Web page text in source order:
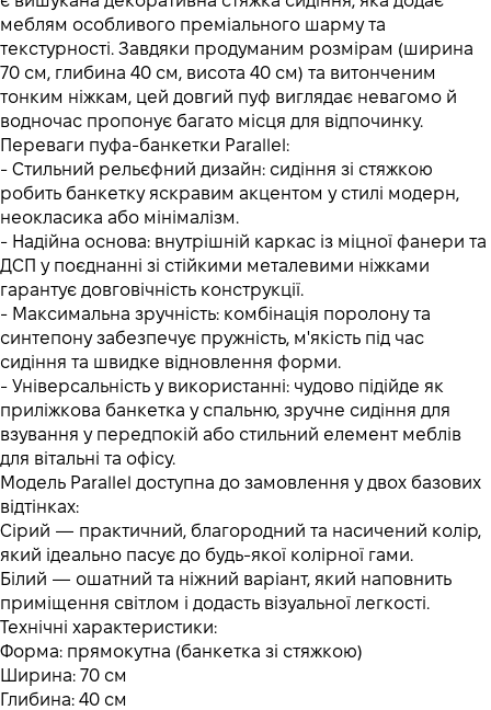
меблям особливого преміального шарму та
текстурності. Завдяки продуманим розмірам (ширина
70 см, глибина 40 см, висота 40 см) та витонченим
тонким ніжкам, цей довгий пуф виглядає невагомо й
водночас пропонує багато місця для відпочинку.
Переваги пуфа-банкетки Parallel:
- Стильний рельєфний дизайн: сидіння зі стяжкою
робить банкетку яскравим акцентом у стилі модерн,
неокласика або мінімалізм.
- Надійна основа: внутрішній каркас із міцної фанери та
ДСП у поєднанні зі стійкими металевими ніжками
гарантує довговічність конструкції.
- Максимальна зручність: комбінація поролону та
синтепону забезпечує пружність, м'якість під час
сидіння та швидке відновлення форми.
- Універсальність у використанні: чудово підійде як
приліжкова банкетка у спальню, зручне сидіння для
взування у передпокій або стильний елемент меблів
для вітальні та офісу.
Модель Parallel доступна до замовлення у двох базових
відтінках:
Сірий — практичний, благородний та насичений колір,
який ідеально пасує до будь-якої колірної гами.
Білий — ошатний та ніжний варіант, який наповнить
приміщення світлом і додасть візуальної легкості.
Технічні характеристики:
Форма: прямокутна (банкетка зі стяжкою)
Ширина: 70 см
Глибина: 40 см